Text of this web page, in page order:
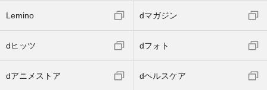
Lemino dマガジン
dヒッツ dフォト
dアニメストア dヘルスケア